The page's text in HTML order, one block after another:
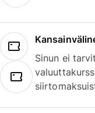
Sinun ei